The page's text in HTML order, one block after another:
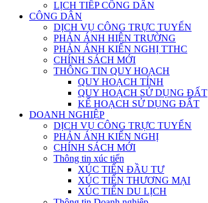
LỊCH TIẾP CÔNG DÂN
CÔNG DÂN
DỊCH VỤ CÔNG TRỰC TUYẾN
PHẢN ÁNH HIỆN TRƯỜNG
PHẢN ÁNH KIẾN NGHỊ TTHC
CHÍNH SÁCH MỚI
THÔNG TIN QUY HOẠCH
QUY HOẠCH TỈNH
QUY HOẠCH SỬ DỤNG ĐẤT
KẾ HOẠCH SỬ DỤNG ĐẤT
DOANH NGHIỆP
DỊCH VỤ CÔNG TRỰC TUYẾN
PHẢN ÁNH KIẾN NGHỊ
CHÍNH SÁCH MỚI
Thông tin xúc tiến
XÚC TIẾN ĐẦU TƯ
XÚC TIẾN THƯƠNG MẠI
XÚC TIẾN DU LỊCH